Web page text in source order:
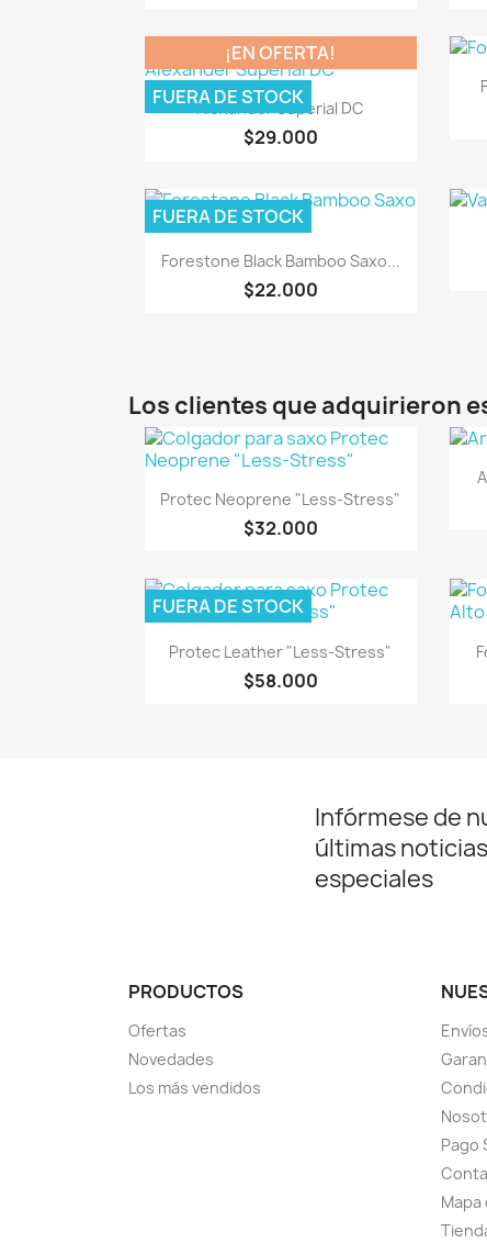
Vista rápida
Alexander Superial DC
$29.000
¡EN OFERTA!
FUERA DE STOCK
 Vista rápida
Forestone Black Bamboo Saxo...
$22.000
FUERA DE STOCK
Los clientes que adquirieron
Vista rápida
Protec Neoprene "Less-Stress"
$32.000
Vista rápida
Protec Leather "Less-Stress"
$58.000
FUERA DE STOCK
Infórmese de
últimas
especiales
PRODUCTOS
Ofertas
Novedades
Los más vendidos
Pago
Mapa